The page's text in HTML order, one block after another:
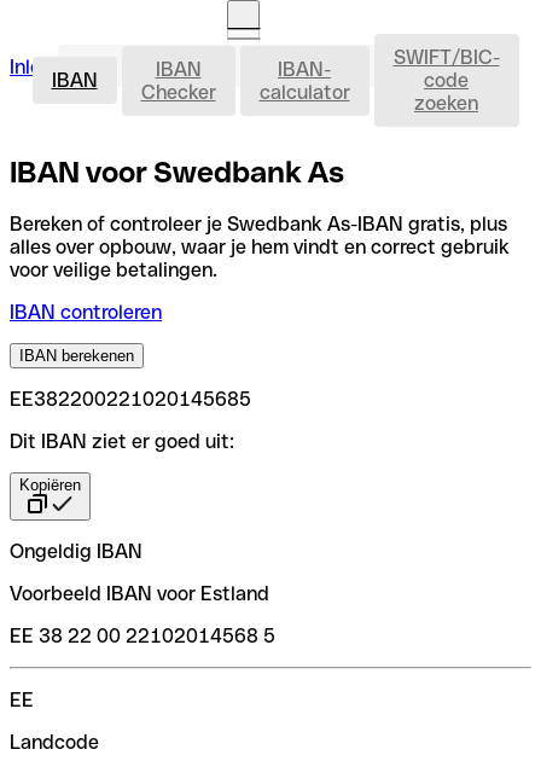
Inloggen Rekening openen IBAN
IBAN
IBAN
Checker
IBAN-
calculator
SWIFT/BIC-
code
zoeken
IBAN voor Swedbank As
Bereken of controleer je Swedbank As-IBAN gratis, plus
alles over opbouw, waar je hem vindt en correct gebruik
voor veilige betalingen.
IBAN controleren
IBAN berekenen
EE382200221020145685
Dit IBAN ziet er goed uit:
Kopiëren
Ongeldig IBAN
Voorbeeld IBAN voor Estland
EE 38 22 00 22102014568 5
EE
Landcode